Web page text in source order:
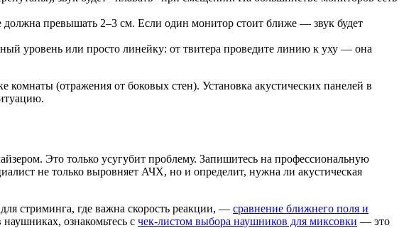
должна превышать 2–3 см. Если один монитор стоит ближе — звук будет
уровень или просто линейку: от твитера проведите линию к уху — она
комнаты (отражения от боковых стен). Установка акустических панелей в
Это только усугубит проблему. Запишитесь на профессиональную
не только выровняет АЧХ, но и определит, нужна ли акустическая
стриминга, где важна скорость реакции, — сравнение ближнего поля и
ознакомьтесь с чек-листом выбора наушников для миксовки — это